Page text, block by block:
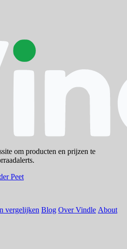
om producten en prijzen te
Peet
vergelijken Blog Over Vindle About